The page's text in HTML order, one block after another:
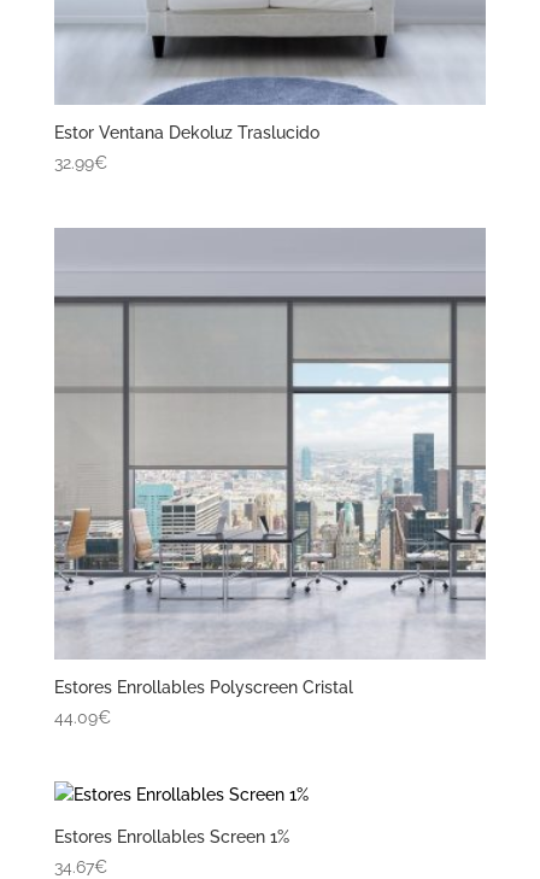
Estor Ventana Dekoluz Traslucido
32.99€
Estores Enrollables Polyscreen Cristal
44.09€
Estores Enrollables Screen 1%
34.67€